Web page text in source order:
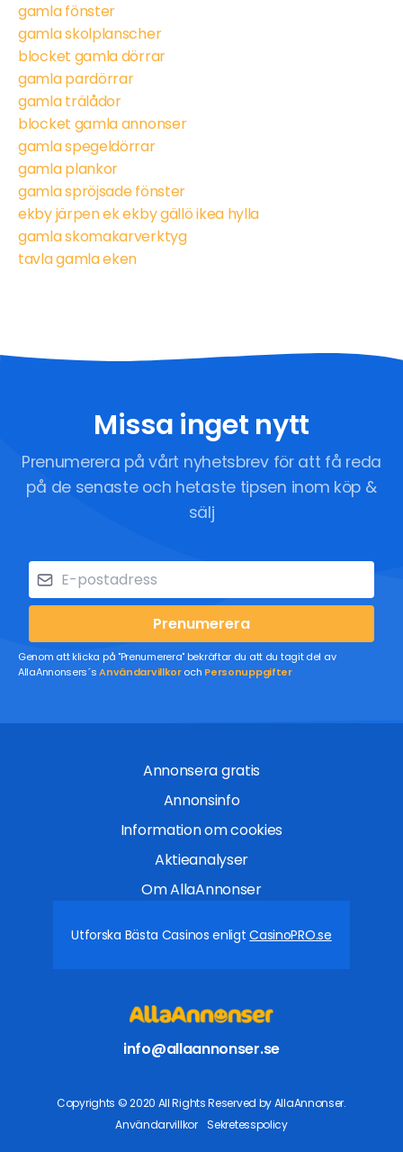
gamla fönster
gamla skolplanscher
blocket gamla dörrar
gamla pardörrar
gamla trälådor
blocket gamla annonser
gamla spegeldörrar
gamla plankor
gamla spröjsade fönster
ekby järpen ek ekby gällö ikea hylla
gamla skomakarverktyg
tavla gamla eken
Missa inget nytt
Prenumerera på vårt nyhetsbrev för att få reda
på de senaste och hetaste tipsen inom köp &
sälj
Prenumerera
Genom att klicka på "Prenumerera" bekräftar du att du tagit del av
AllaAnnonsers´sAnvändarvillkoroch Personuppgifter
Annonsera gratis
Annonsinfo
Information om cookies
Aktieanalyser
Om AllaAnnonser
Utforska Bästa Casinos enligtCasinoPRO.se
info@allaannonser.se
Copyrights © 2020 All Rights Reserved by AllaAnnonser.
Användarvillkor
Sekretesspolicy